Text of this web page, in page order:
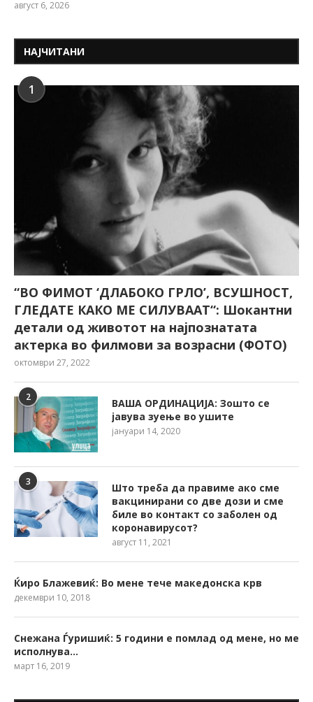
август 6, 2026
НАЈЧИТАНИ
1
“ВО ФИМОТ ‘ДЛАБОКО ГРЛО’, ВСУШНОСТ,
ГЛЕДАТЕ КАКО МЕ СИЛУВААТ“: Шокантни
детали од животот на најпознатата
актерка во филмови за возрасни (ФОТО)
октомври 27, 2022
2
ВАША ОРДИНАЦИЈА: Зошто се
јавува зуење во ушите
јануари 14, 2020
3
Што треба да правиме ако сме
вакцинирани со две дози и сме
биле во контакт со заболен од
коронавирусот?
август 11, 2021
Ќиро Блажевиќ: Во мене тече македонска крв
декември 10, 2018
Снежана Ѓуришиќ: 5 години е помлад од мене, но ме
исполнува…
март 16, 2019